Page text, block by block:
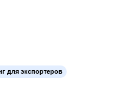
для экспортеров